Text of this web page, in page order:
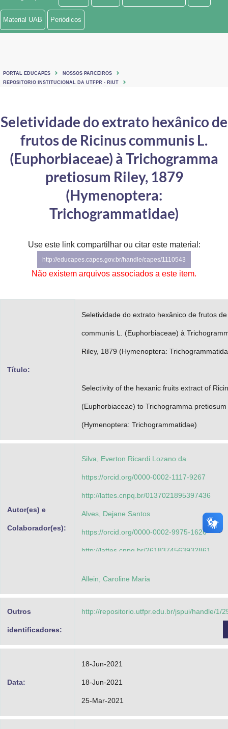
Ministério de Minas e Energia
Ministério do Turismo
Controladoria-Geral da União
Gabinete de Segurança Institucional
Banco Central do Brasil
Material UAB Periódicos
PORTAL EDUCAPES
NOSSOS PARCEIROS
REPOSITORIO INSTITUCIONAL DA UTFPR - RIUT
Seletividade do extrato hexânico de
frutos de Ricinus communis L.
(Euphorbiaceae) à Trichogramma
pretiosum Riley, 1879
(Hymenoptera:
Trichogrammatidae)
Use este link compartilhar ou citar este material:
http://educapes.capes.gov.br/handle/capes/1110543
Não existem arquivos associados a este item.
Título:
Seletividade do extrato hexânico de frutos
communis L. (Euphorbiaceae) à
Riley, 1879 (Hymenoptera:
Selectivity of the hexanic fruits extract of
(Euphorbiaceae) to Trichogramma pretiosum
(Hymenoptera: Trichogrammatidae)
Autor(es) e
Colaborador(es):
Silva, Everton Ricardi Lozano da
https://orcid.org/0000-0002-1117-9267
http://lattes.cnpq.br/0137021895397436
Alves, Dejane Santos
https://orcid.org/0000-0002-9975-1626
http://lattes.cnpq.br/2618374563932861
http://lattes.cnpq.br/6017285848848713
Costa-Lima, Tiago Cardoso da
https://orcid.org/0000-0002-4316-2806
http://lattes.cnpq.br/8348471937739333
Allein, Caroline Maria
Outros
identificadores:
http://repositorio.utfpr.edu.br/jspui/handle/1/
Data:
18-Jun-2021
18-Jun-2021
25-Mar-2021